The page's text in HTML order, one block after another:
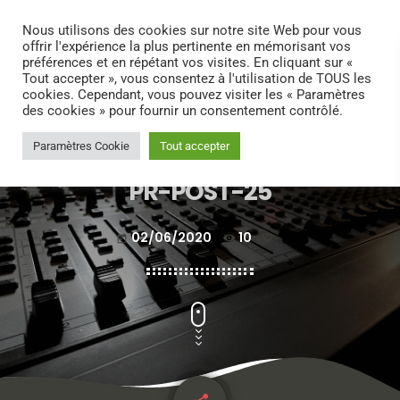
search menu
PR-POST-25
today 02/06/2020 10
Nous utilisons des cookies sur notre site Web pour vous
offrir l'expérience la plus pertinente en mémorisant vos
préférences et en répétant vos visites. En cliquant sur «
Tout accepter », vous consentez à l'utilisation de TOUS les
cookies. Cependant, vous pouvez visiter les « Paramètres
des cookies » pour fournir un consentement contrôlé.
Paramètres Cookie Tout accepter